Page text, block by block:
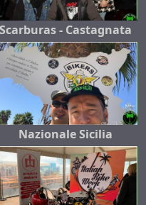
Scarburas - Castagnata
Nazionale Sicilia